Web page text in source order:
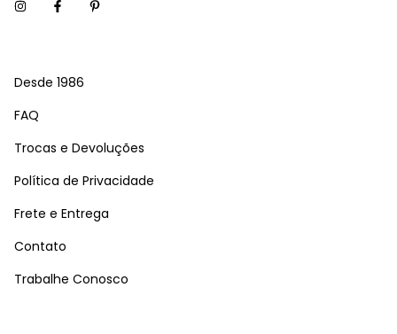
Desde 1986
FAQ
Trocas e Devoluções
Política de Privacidade
Frete e Entrega
Contato
Trabalhe Conosco